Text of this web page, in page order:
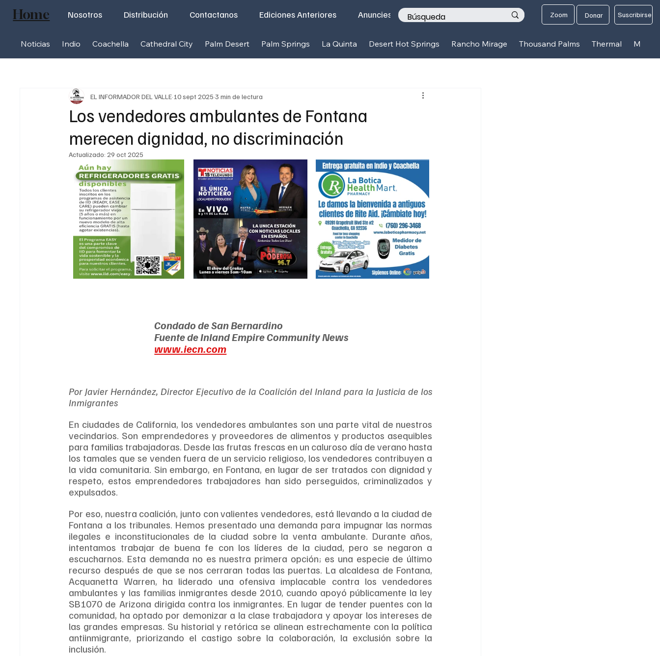
Noticias Indio Coachella Cathedral City Palm Desert Palm Springs La Quinta Desert Hot Springs Rancho Mirage Thousand Palms Thermal Mecca
Nosotros Distribución Contactanos Ediciones Anteriores Anunciese con nosotros Zoom Donar Suscribirse
Home
Los vendedores ambulantes de Fontana
merecen dignidad, no discriminación
EL INFORMADOR DEL VALLE 10 sept 2025 3 min de lectura
Actualizado:29 oct 2025
Condado de San Bernardino
Fuente de Inland Empire Community News
www.iecn.com
Por Javier Hernández, Director Ejecutivo de la Coalición del Inland para la Justicia de los
Inmigrantes
En ciudades de California, los vendedores ambulantes son una parte vital de nuestros
vecindarios. Son emprendedores y proveedores de alimentos y productos asequibles
para familias trabajadoras. Desde las frutas frescas en un caluroso día de verano hasta
los tamales que se venden fuera de un servicio religioso, los vendedores contribuyen a
la vida comunitaria. Sin embargo, en Fontana, en lugar de ser tratados con dignidad y
respeto, estos emprendedores trabajadores han sido perseguidos, criminalizados y
expulsados.
Por eso, nuestra coalición, junto con valientes vendedores, está llevando a la ciudad de
Fontana a los tribunales. Hemos presentado una demanda para impugnar las normas
ilegales e inconstitucionales de la ciudad sobre la venta ambulante. Durante años,
intentamos trabajar de buena fe con los líderes de la ciudad, pero se negaron a
escucharnos. Esta demanda no es nuestra primera opción; es una especie de último
recurso después de que se nos cerraran todas las puertas. La alcaldesa de Fontana,
Acquanetta Warren, ha liderado una ofensiva implacable contra los vendedores
ambulantes y las familias inmigrantes desde 2010, cuando apoyó públicamente la ley
SB1070 de Arizona dirigida contra los inmigrantes. En lugar de tender puentes con la
comunidad, ha optado por demonizar a la clase trabajadora y apoyar los intereses de
las grandes empresas. Su historial y retórica se alinean estrechamente con la política
antiinmigrante, priorizando el castigo sobre la colaboración, la exclusión sobre la
inclusión.